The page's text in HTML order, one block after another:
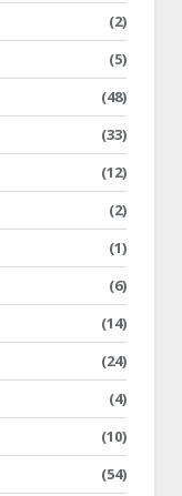
(2)
(5)
(48)
(33)
(12)
(2)
(1)
(6)
(14)
(24)
(4)
(10)
(54)